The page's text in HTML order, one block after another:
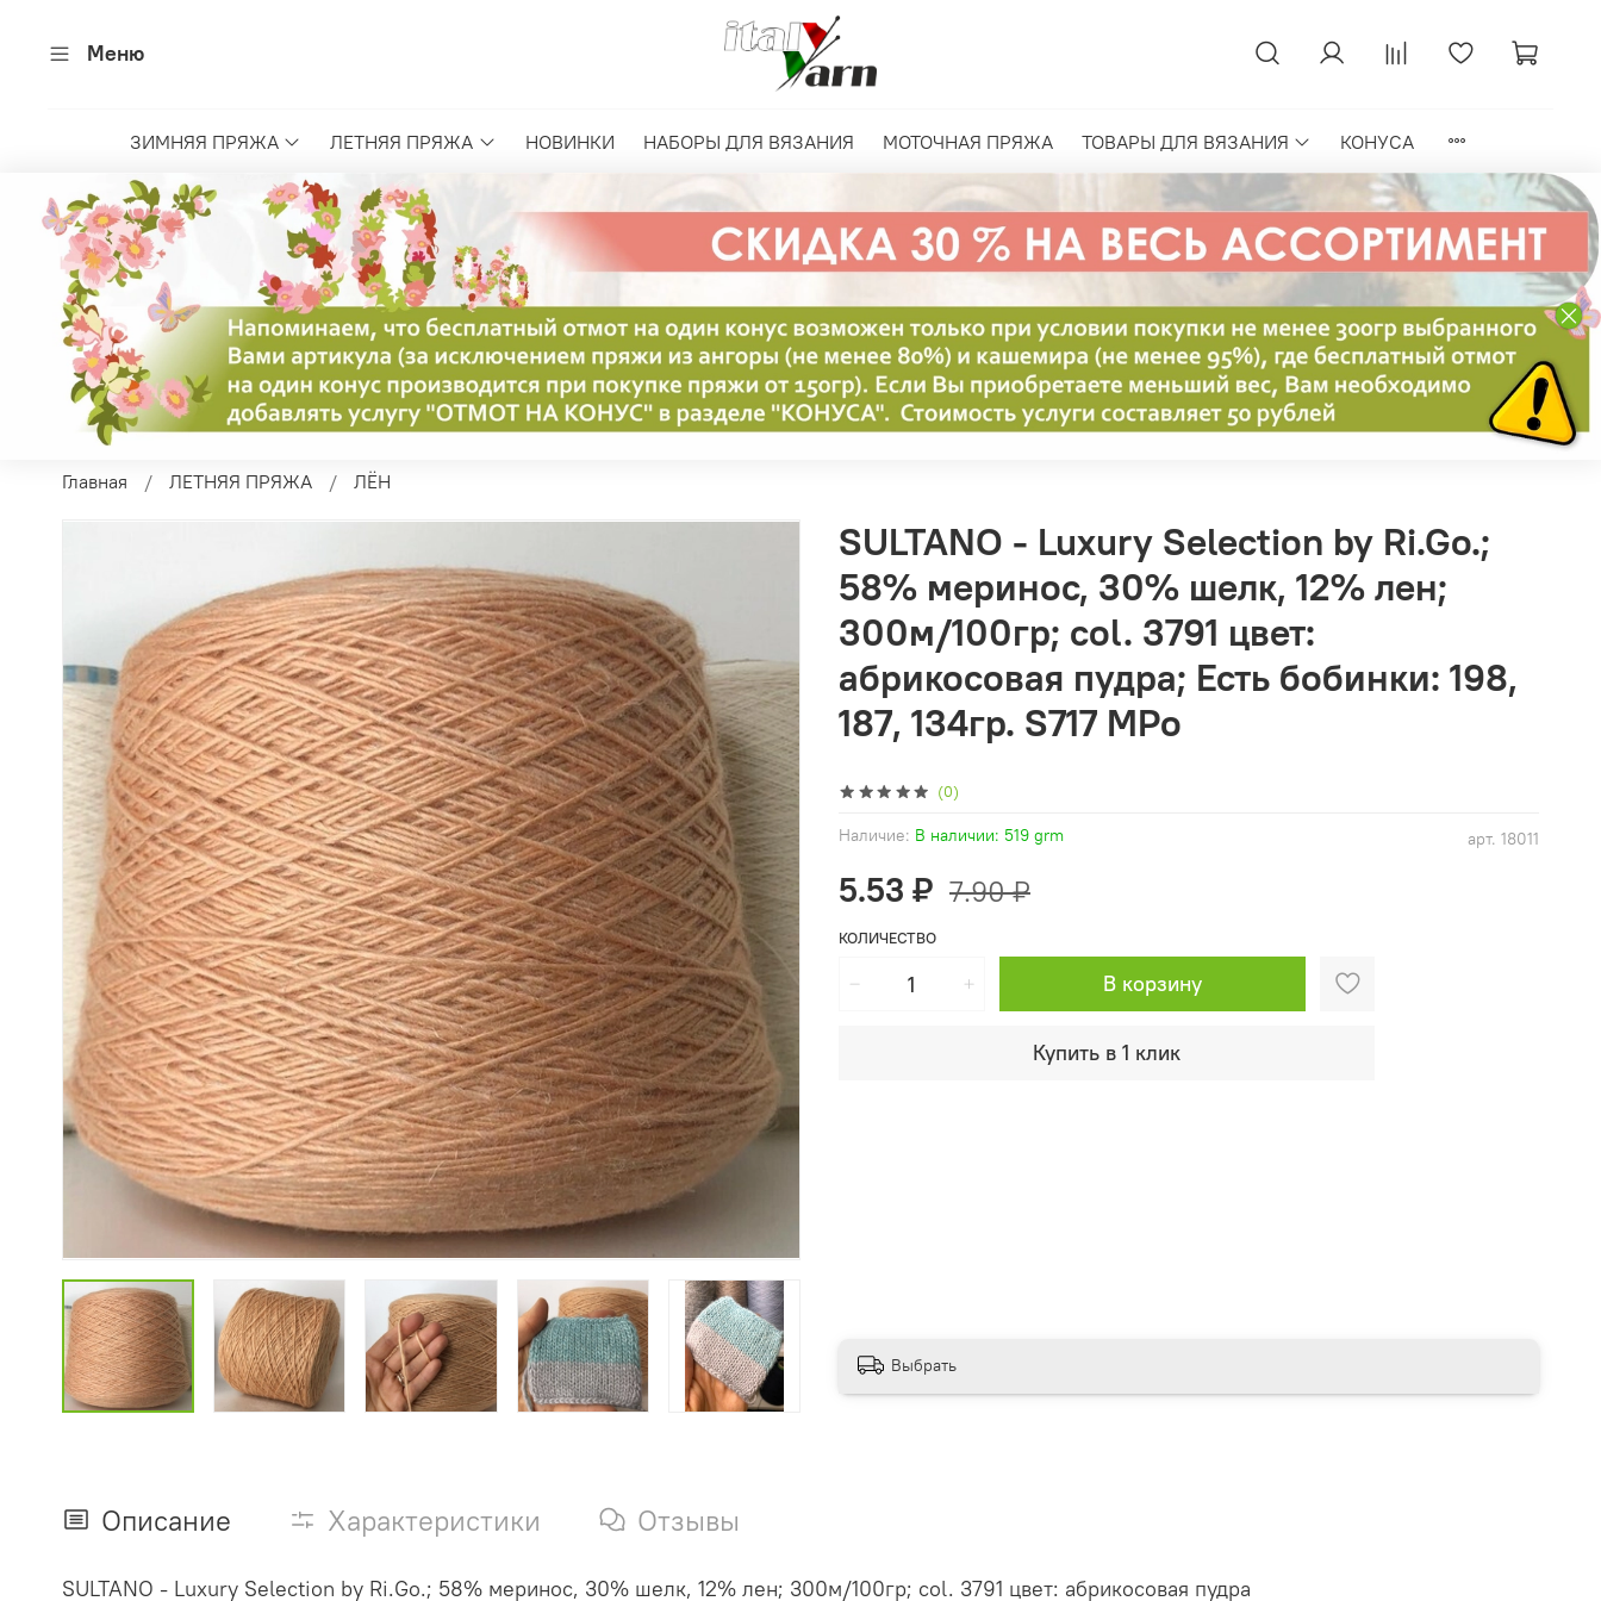
Меню
ЗИМНЯЯ ПРЯЖА ЛЕТНЯЯ ПРЯЖА НОВИНКИ НАБОРЫ ДЛЯ ВЯЗАНИЯ МОТОЧНАЯ ПРЯЖА ТОВАРЫ ДЛЯ ВЯЗАНИЯ КОНУСА
Главная ЛЕТНЯЯ ПРЯЖА ЛЁН
(0)
арт. 18011
Наличие: В наличии: 519 grm
SULTANO - Luxury Selection by Ri.Go.;
58% меринос, 30% шелк, 12% лен;
300м/100гр; col. 3791 цвет:
абрикосовая пудра; Есть бобинки: 198,
187, 134гр. S717 MPo
5.53 ₽ 7.90 ₽
КОЛИЧЕСТВО
В корзину
Купить в 1 клик
Выбрать
Описание Характеристики Отзывы
SULTANO - Luxury Selection by Ri.Go.; 58% меринос, 30% шелк, 12% лен; 300м/100гр; col. 3791 цвет: абрикосовая пудра